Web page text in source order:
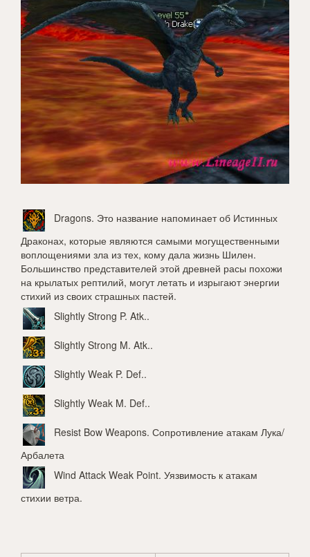
Dragons. Это название напоминает об Истинных
Драконах, которые являются самыми могущественными
воплощениями зла из тех, кому дала жизнь Шилен.
Большинство представителей этой древней расы похожи
на крылатых рептилий, могут летать и изрыгают энергии
стихий из своих страшных пастей.
Slightly Strong P. Atk..
Slightly Strong M. Atk..
Slightly Weak P. Def..
Slightly Weak M. Def..
Resist Bow Weapons. Сопротивление атакам Лука/
Арбалета
Wind Attack Weak Point. Уязвимость к атакам
стихии ветра.